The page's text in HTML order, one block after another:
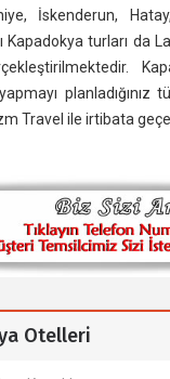
İskenderun,
Kapadokya turları da
planladığınız
Travel ile irtibata
Otelleri